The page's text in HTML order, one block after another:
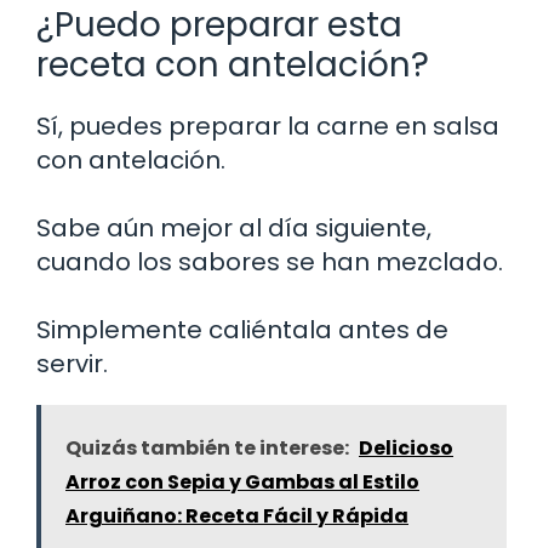
¿Puedo preparar esta
receta con antelación?
Sí, puedes preparar la carne en salsa
con antelación.
Sabe aún mejor al día siguiente,
cuando los sabores se han mezclado.
Simplemente caliéntala antes de
servir.
Quizás también te interese: Delicioso
Arroz con Sepia y Gambas al Estilo
Arguiñano: Receta Fácil y Rápida